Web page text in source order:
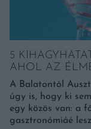
5
AHOL AZ
A Balatontól
úgy is, hogy ki
egy közös van: a
gasztronómiáé